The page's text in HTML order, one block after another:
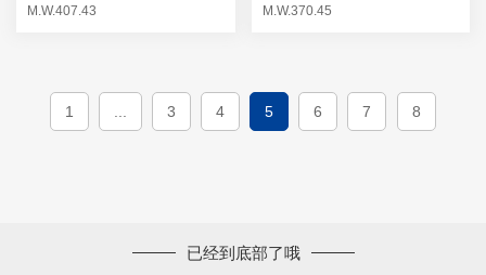
M.W.407.43 M.W.370.45
1 3 4 5 6 7 8
已经到底部了哦